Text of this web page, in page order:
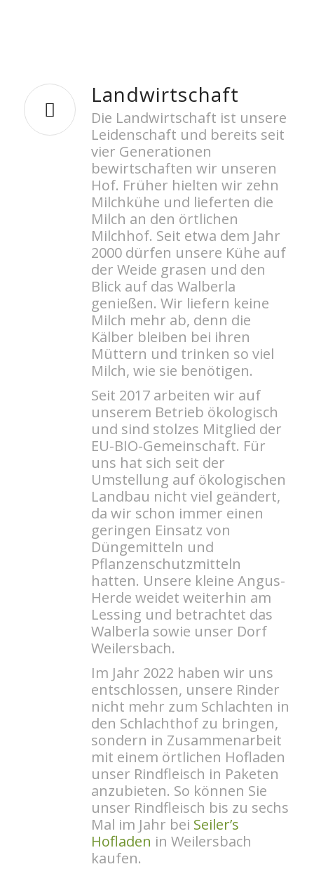
Landwirtschaft
Die Landwirtschaft ist unsere
Leidenschaft und bereits seit
vier Generationen
bewirtschaften wir unseren
Hof. Früher hielten wir zehn
Milchkühe und lieferten die
Milch an den örtlichen
Milchhof. Seit etwa dem Jahr
2000 dürfen unsere Kühe auf
der Weide grasen und den
Blick auf das Walberla
genießen. Wir liefern keine
Milch mehr ab, denn die
Kälber bleiben bei ihren
Müttern und trinken so viel
Milch, wie sie benötigen.
Seit 2017 arbeiten wir auf
unserem Betrieb ökologisch
und sind stolzes Mitglied der
EU-BIO-Gemeinschaft. Für
uns hat sich seit der
Umstellung auf ökologischen
Landbau nicht viel geändert,
da wir schon immer einen
geringen Einsatz von
Düngemitteln und
Pflanzenschutzmitteln
hatten. Unsere kleine Angus-
Herde weidet weiterhin am
Lessing und betrachtet das
Walberla sowie unser Dorf
Weilersbach.
Im Jahr 2022 haben wir uns
entschlossen, unsere Rinder
nicht mehr zum Schlachten in
den Schlachthof zu bringen,
sondern in Zusammenarbeit
mit einem örtlichen Hofladen
unser Rindfleisch in Paketen
anzubieten. So können Sie
unser Rindfleisch bis zu sechs
Mal im Jahr bei Seiler’s
Hofladen in Weilersbach
kaufen.